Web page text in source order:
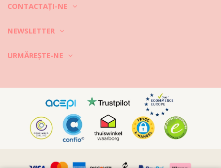
Vimeo ID: 315847482
CONTACTAŢI-NE
NEWSLETTER
URMĂREȘTE-NE